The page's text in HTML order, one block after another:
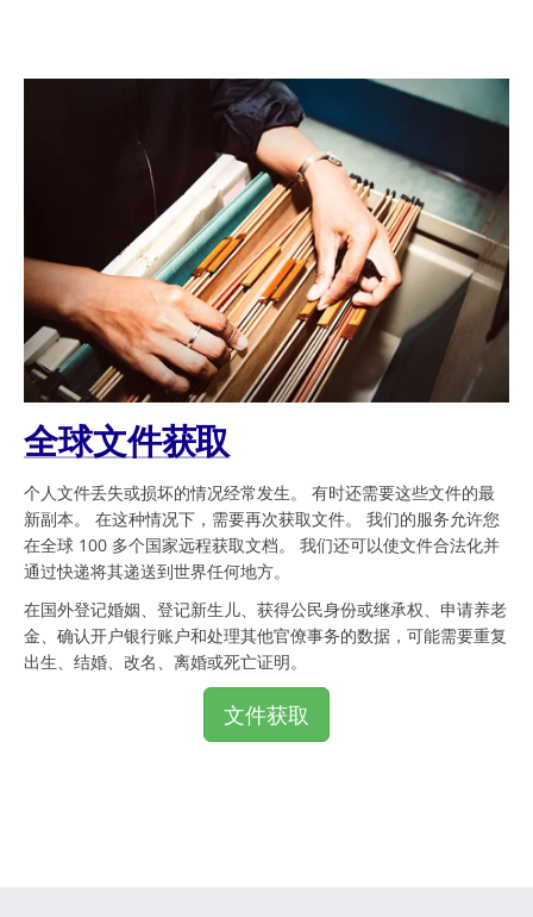
全球文件获取
个人文件丢失或损坏的情况经常发生。 有时还需要这些文件的最
新副本。 在这种情况下，需要再次获取文件。 我们的服务允许您
在全球 100 多个国家远程获取文档。 我们还可以使文件合法化并
通过快递将其递送到世界任何地方。
在国外登记婚姻、登记新生儿、获得公民身份或继承权、申请养老
金、确认开户银行账户和处理其他官僚事务的数据，可能需要重复
出生、结婚、改名、离婚或死亡证明。
文件获取